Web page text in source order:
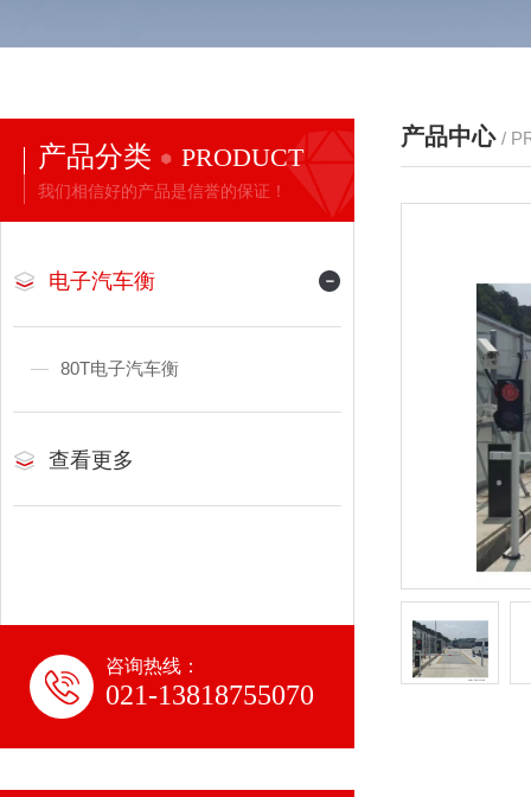
产品分类 PRODUCT
我们相信好的产品是信誉的保证！
电子汽车衡
80T电子汽车衡
查看更多
咨询热线：
021-13818755070
产品中心 /